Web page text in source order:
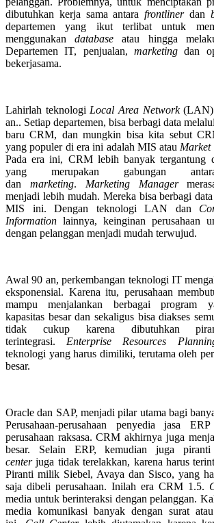
dibutuhkan kerja sama antara frontlinerdan
departemen yang ikut terlibat untuk
menggunakandatabase atau hingga
Departemen IT, penjualan, marketing dan
bekerjasama.
Lahirlah teknologi Local Area Network(LAN)
an.. Setiap departemen, bisa berbagi data
baru CRM, dan mungkin bisa kita sebut
yang populer di era ini adalah MIS atau Market
Pada era ini, CRM lebih banyak tergantung
yang merupakan gabungan
dan marketing. Marketing Manager
menjadi lebih mudah. Mereka bisa berbagi
MIS ini. Dengan teknologi LAN dan
Information lainnya, keinginan perusahaan
dengan pelanggan menjadi mudah terwujud.
Awal 90 an, perkembangan teknologi IT
eksponensial. Karena itu, perusahaan
mampu menjalankan berbagai program
kapasitas besar dan sekaligus bisa diakses
tidak cukup karena dibutuhkan
terintegrasi. Enterprise Resources
teknologi yang harus dimiliki, terutama oleh
besar.
Oracle dan SAP, menjadi pilar utama bagi
Perusahaan-perusahaan penyedia jasa
perusahaan raksasa. CRM akhirnya juga
besar. Selain ERP, kemudian juga
centerjuga tidak terelakkan, karena harus
Piranti milik Siebel, Avaya dan Sisco, yang
saja dibeli perusahaan. Inilah era CRM 1.5.
media untuk berinteraksi dengan pelanggan.
media komunikasi banyak dengan surat atau